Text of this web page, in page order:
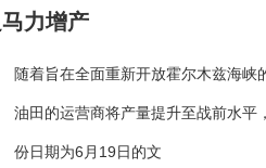
力增产
随着旨在全面重新开放霍尔木兹海
油田的运营商将产量提升至战前水
份日期为6月19日的文